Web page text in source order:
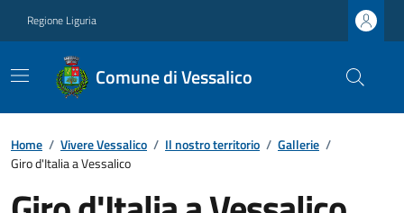
Regione Liguria
Comune di Vessalico
Home / Vivere Vessalico / Il nostro territorio / Gallerie /
Giro d'Italia a Vessalico